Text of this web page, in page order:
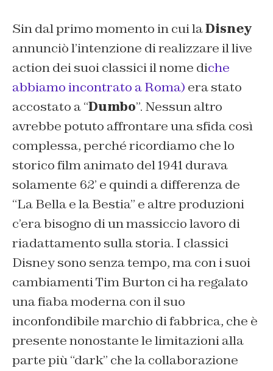
Sin dal primo momento in cui laDisney
annunciò l’intenzione di realizzare il live
action dei suoi classici il nome diche
abbiamo incontrato a Roma) era stato
accostato a “Dumbo”. Nessun altro
avrebbe potuto affrontare una sfida così
complessa, perché ricordiamo che lo
storico film animato del 1941 durava
solamente 62’ e quindi a differenza de
“La Bella e la Bestia” e altre produzioni
c’era bisogno di un massiccio lavoro di
riadattamento sulla storia. I classici
Disney sono senza tempo, ma con i suoi
cambiamenti Tim Burton ci ha regalato
una fiaba moderna con il suo
inconfondibile marchio di fabbrica, che è
presente nonostante le limitazioni alla
parte più “dark” che la collaborazione